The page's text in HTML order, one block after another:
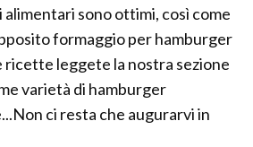
sono ottimi, così come
formaggio per hamburger
ricette leggete la nostra sezione
varietà di hamburger
ci resta che augurarvi in